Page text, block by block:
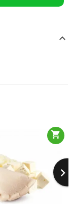
keyboard_arrow_up
keyboard_arrow_right
shopping_cart